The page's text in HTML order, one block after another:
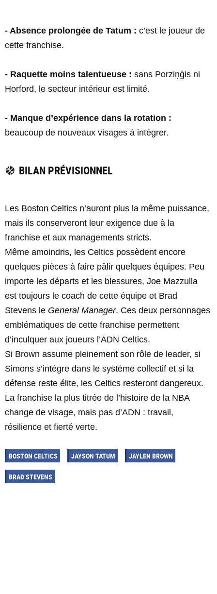
- Absence prolongée de Tatum : c’est le joueur de
cette franchise.
- Raquette moins talentueuse : sans Porziņģis ni
Horford, le secteur intérieur est limité.
- Manque d’expérience dans la rotation :
beaucoup de nouveaux visages à intégrer.
BILAN PRÉVISIONNEL
Les Boston Celtics n’auront plus la même puissance,
mais ils conserveront leur exigence due à la
franchise et aux managements stricts.
Même amoindris, les Celtics possèdent encore
quelques pièces à faire pâlir quelques équipes. Peu
importe les départs et les blessures, Joe Mazzulla
est toujours le coach de cette équipe et Brad
Stevens le General Manager. Ces deux personnages
emblématiques de cette franchise permettent
d’inculquer aux joueurs l’ADN Celtics.
Si Brown assume pleinement son rôle de leader, si
Simons s’intègre dans le système collectif et si la
défense reste élite, les Celtics resteront dangereux.
La franchise la plus titrée de l’histoire de la NBA
change de visage, mais pas d’ADN : travail,
résilience et fierté verte.
BOSTON CELTICS JAYSON TATUM JAYLEN BROWN
BRAD STEVENS